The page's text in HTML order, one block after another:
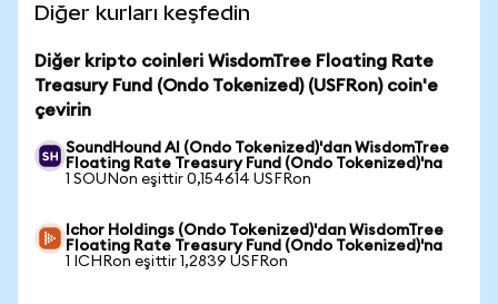
Diğer kurları keşfedin
Diğer kripto coinleri WisdomTree Floating Rate
Treasury Fund (Ondo Tokenized) (USFRon) coin'e
çevirin
SoundHound AI (Ondo Tokenized)'dan WisdomTree
Floating Rate Treasury Fund (Ondo Tokenized)'na
1 SOUNon eşittir 0,154614 USFRon
Ichor Holdings (Ondo Tokenized)'dan WisdomTree
Floating Rate Treasury Fund (Ondo Tokenized)'na
1 ICHRon eşittir 1,2839 USFRon